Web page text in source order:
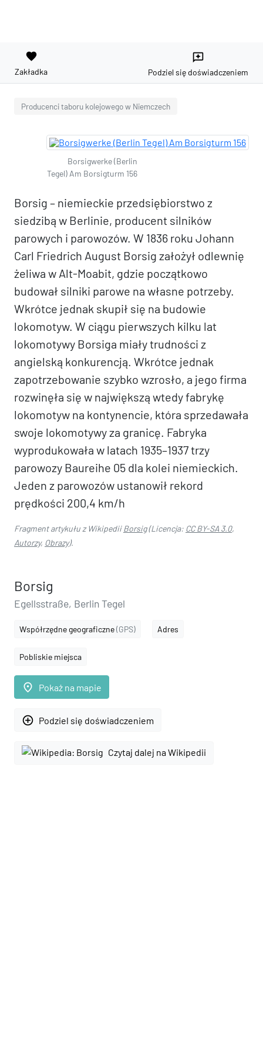
favorite
Zakładka
reviews
Podziel się doświadczeniem
Producenci taboru kolejowego w Niemczech
Borsigwerke (Berlin
Tegel) Am Borsigturm 156
Borsig – niemieckie przedsiębiorstwo z
siedzibą w Berlinie, producent silników
parowych i parowozów. W 1836 roku Johann
Carl Friedrich August Borsig założył odlewnię
żeliwa w Alt-Moabit, gdzie początkowo
budował silniki parowe na własne potrzeby.
Wkrótce jednak skupił się na budowie
lokomotyw. W ciągu pierwszych kilku lat
lokomotywy Borsiga miały trudności z
angielską konkurencją. Wkrótce jednak
zapotrzebowanie szybko wzrosło, a jego firma
rozwinęła się w największą wtedy fabrykę
lokomotyw na kontynencie, która sprzedawała
swoje lokomotywy za granicę. Fabryka
wyprodukowała w latach 1935–1937 trzy
parowozy Baureihe 05 dla kolei niemieckich.
Jeden z parowozów ustanowił rekord
prędkości 200,4 km/h
Fragment artykułu z WikipediiBorsig(Licencja: CC BY-SA 3.0,
Autorzy, Obrazy).
Borsig
Egellsstraße, Berlin Tegel
Współrzędne geograficzne(GPS) Adres
Pobliskie miejsca
place Pokaż na mapie
add_circle_outline Podziel się doświadczeniem
Czytaj dalej na Wikipedii